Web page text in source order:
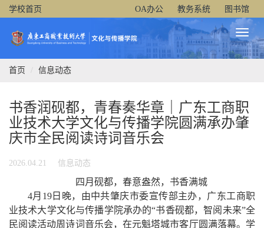
学校首页 OA办公 教务系统 图书馆
Toggle
首页 信息动态
书香润砚都，青春奏华章｜广东工商职
业技术大学文化与传播学院圆满承办肇
庆市全民阅读诗词音乐会
2026.04.21 信息动态
四月砚都，春意盎然，书香满城
4月19日晚，由中共肇庆市委宣传部主办，广东工商职
业技术大学文化与传播学院承办的“书香砚都，智阅未来”全
民阅读活动周诗词音乐会，在元魁塔城市客厅圆满落幕。学